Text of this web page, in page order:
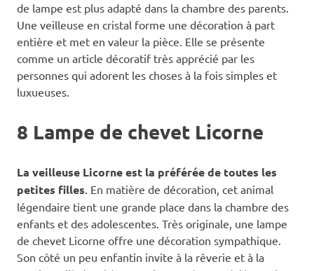
de lampe est plus adapté dans la chambre des parents.
Une veilleuse en cristal forme une décoration à part
entière et met en valeur la pièce. Elle se présente
comme un article décoratif très apprécié par les
personnes qui adorent les choses à la fois simples et
luxueuses.
8 Lampe de chevet Licorne
La veilleuse Licorne est la préférée de toutes les
petites filles. En matière de décoration, cet animal
légendaire tient une grande place dans la chambre des
enfants et des adolescentes. Très originale, une lampe
de chevet Licorne offre une décoration sympathique.
Son côté un peu enfantin invite à la rêverie et à la